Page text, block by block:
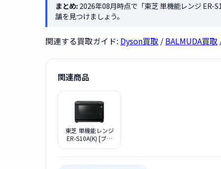
まとめ:2026年08月時点で「東芝 単機能レンジ
舗を見つけましょう。
関連する買取ガイド: Dyson買取 / BALMUDA買取
関連商品
東芝 単機能レンジ
ER-S10A(K) [ブラ